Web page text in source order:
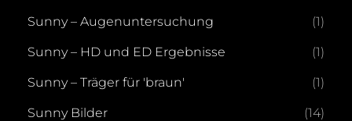
Sunny – Augenuntersuchung (1)
Sunny – HD und ED Ergebnisse (1)
Sunny – Träger für 'braun' (1)
Sunny Bilder (14)